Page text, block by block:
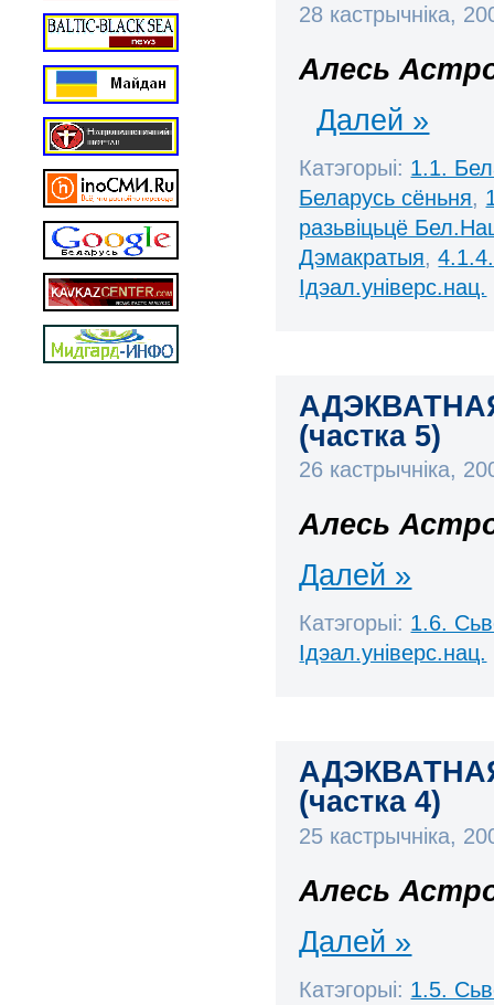
28 кастрычніка,
Алесь
Далей »
Катэгорыі: 1.1.
Беларусь сёньня,
разьвіцьцё
Дэмакратыя,
Ідэал.універс.нац.
(частка 5)
26 кастрычніка,
Алесь
Далей »
Катэгорыі: 1.6.
Ідэал.універс.нац.
(частка 4)
25 кастрычніка,
Алесь
Далей »
Катэгорыі: 1.5.